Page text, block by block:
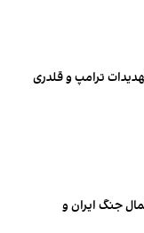
ترامپ و قلدری
جنگ ایران و